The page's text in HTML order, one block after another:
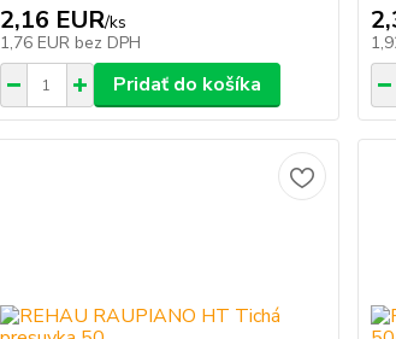
2,16 EUR/ks
1,76 EUR bez DPH
Pridať do košíka